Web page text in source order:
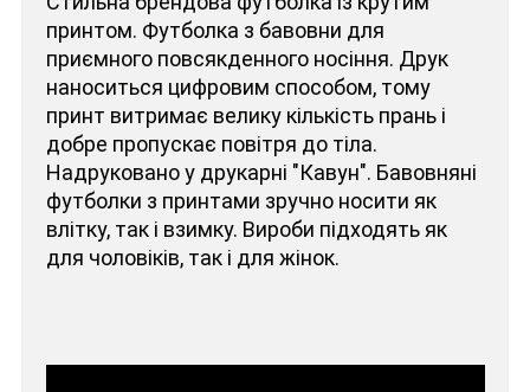
принтом. Футболка з бавовни для
приємного повсякденного носіння. Друк
наноситься цифровим способом, тому
принт витримає велику кількість прань і
добре пропускає повітря до тіла.
Надруковано у друкарні "Кавун". Бавовняні
футболки з принтами зручно носити як
влітку, так і взимку. Вироби підходять як
для чоловіків, так і для жінок.